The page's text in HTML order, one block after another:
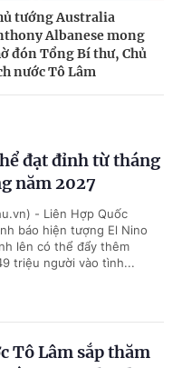
tướng Australia
Albanese mong
đón Tổng Bí thư, Chủ
nước Tô Lâm
đạt đỉnh từ tháng
năm 2027
- Liên Hợp Quốc
báo hiện tượng El Nino
lên có thể đẩy thêm
triệu người vào tình...
Tô Lâm sắp thăm